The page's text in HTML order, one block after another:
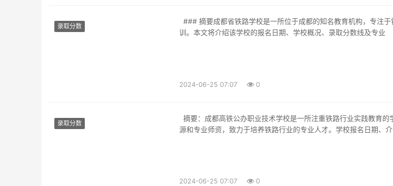
录取分数
训。本文将介绍该学校的报名日期、学校概况、录取分数线及专业
2024-06-25 07:07 0
录取分数
源和专业师资，致力于培养铁路行业的专业人才。学校报名日期、介
2024-06-25 07:07 0